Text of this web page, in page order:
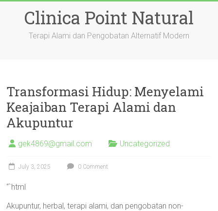
contentClinica Point Natural
Terapi Alami dan Pengobatan Alternatif Modern
Transformasi Hidup: Menyelami
Keajaiban Terapi Alami dan
Akupuntur
gek4869@gmail.com Uncategorized
July 3, 2025 0 Comment
“`html
Akupuntur, herbal, terapi alami, dan pengobatan non-